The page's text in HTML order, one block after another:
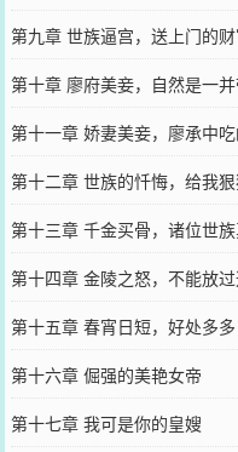
第九章 世族逼宫，送上门的财
第十章 廖府美妾，自然是一并
第十一章 娇妻美妾，廖承中
第十二章 世族的忏悔，给我
第十三章 千金买骨，诸位世
第十四章 金陵之怒，不能放过
第十五章 春宵日短，好处多多
第十六章 倔强的美艳女帝
第十七章 我可是你的皇嫂